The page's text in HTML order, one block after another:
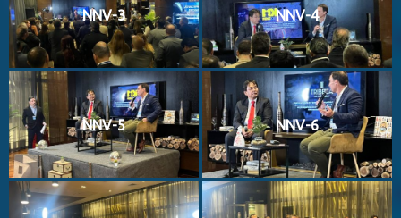
NNV-3 NNV-4
NNV-5 NNV-6